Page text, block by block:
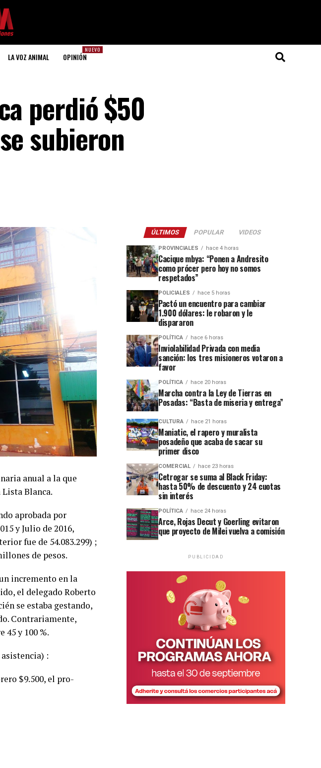
LA VOZ ANIMAL
NUEVO
OPINIÓN
perdió $50
subieron
anual a la que
Blanca.
aprobada por
y Julio de 2016,
fue de 54.083.299) ;
de pesos.
incremento en la
el delegado Roberto
se estaba gestando,
Contrariamente,
y 100 %.
:
$9.500, el pro-
ÚLTIMOS POPULAR VIDEOS
PROVINCIALES hace 4 horas
Cacique mbya: “Ponen a Andresito
como prócer pero hoy no somos
respetados”
POLICIALES hace 5 horas
Pactó un encuentro para cambiar
1.900 dólares: le robaron y le
dispararon
POLÍTICA hace 6 horas
Inviolabilidad Privada con media
sanción: los tres misioneros votaron a
favor
POLÍTICA hace 20 horas
Marcha contra la Ley de Tierras en
Posadas: “Basta de miseria y entrega”
CULTURA hace 21 horas
Maniatic, el rapero y muralista
posadeño que acaba de sacar su
primer disco
COMERCIAL hace 23 horas
Cetrogar se suma al Black Friday:
hasta 50% de descuento y 24 cuotas
sin interés
POLÍTICA hace 24 horas
Arce, Rojas Decut y Goerling evitaron
que proyecto de Milei vuelva a comisión
PUBLICIDAD